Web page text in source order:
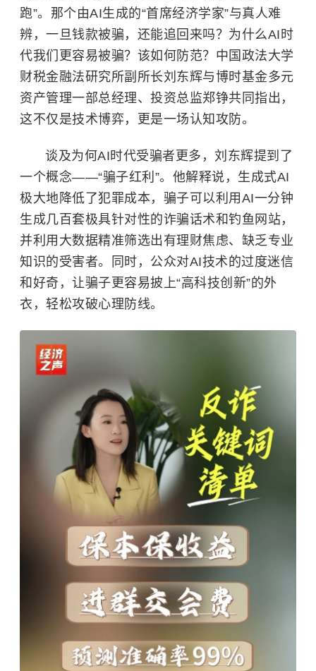
跑”。那个由AI生成的“首席经济学家”与真人难
辨，一旦钱款被骗，还能追回来吗？为什么AI时
代我们更容易被骗？该如何防范？ 中国政法大学
财税金融法研究所副所长刘东辉与博时基金多元
资产管理一部总经理、投资总监郑铮共同指出，
这不仅是技术博弈，更是一场认知攻防。
谈及为何AI时代受骗者更多，刘东辉提到了
一个概念——“骗子红利”。他解释说，生成式AI
极大地降低了犯罪成本，骗子可以利用AI一分钟
生成几百套极具针对性的诈骗话术和钓鱼网站，
并利用大数据精准筛选出有理财焦虑、缺乏专业
知识的受害者。同时，公众对AI技术的过度迷信
和好奇，让骗子更容易披上“高科技创新”的外
衣，轻松攻破心理防线。